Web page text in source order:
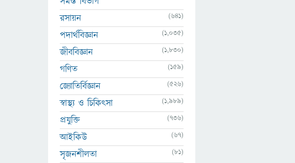
রসায়ন
(641)
পদার্থবিজ্ঞান (1,035)
জীববিজ্ঞান (1,830)
গণিত (159)
জ্যোতির্বিজ্ঞান (526)
স্বাস্থ্য ও চিকিৎসা (1,989)
প্রযুক্তি (736)
আইকিউ (67)
সৃজনশীলতা (81)